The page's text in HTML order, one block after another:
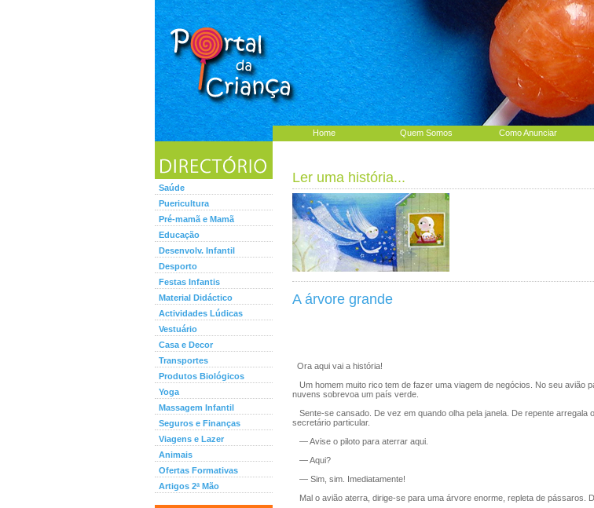
Home Quem Somos Como Anunciar
Saúde
Puericultura
Pré-mamã e Mamã
Educação
Desenvolv. Infantil
Desporto
Festas Infantis
Material Didáctico
Actividades Lúdicas
Vestuário
Casa e Decor
Transportes
Produtos Biológicos
Yoga
Massagem Infantil
Seguros e Finanças
Viagens e Lazer
Animais
Ofertas Formativas
Artigos 2ª Mão
Ler uma história...
A árvore grande
Ora aqui vai a história!
Um homem muito rico tem de fazer uma viagem de negócios. No seu avião
nuvens sobrevoa um país verde.
Sente-se cansado. De vez em quando olha pela janela. De repente arregala
secretário particular.
— Avise o piloto para aterrar aqui.
— Aqui?
— Sim, sim. Imediatamente!
Mal o avião aterra, dirige-se para uma árvore enorme, repleta de pássaros.